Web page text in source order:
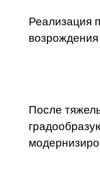
Реализация
После